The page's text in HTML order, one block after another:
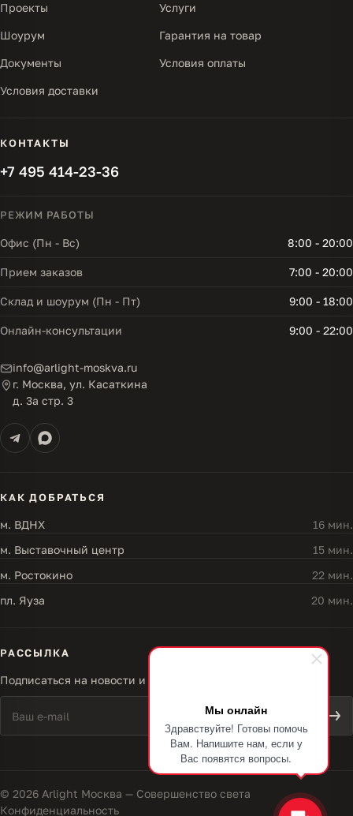
Мы онлайн
Здравствуйте! Готовы помочь
Вам. Напишите нам, если у
Вас появятся вопросы.
Проекты Услуги
Шоурум Гарантия на товар
Документы Условия оплаты
Условия доставки
КОНТАКТЫ
+7 495 414-23-36
РЕЖИМ РАБОТЫ
Офис (Пн - Вс) 8:00 - 20:00
Прием заказов 7:00 - 20:00
Склад и шоурум (Пн - Пт) 9:00 - 18:00
Онлайн-консультации 9:00 - 22:00
info@arlight-moskva.ru
г. Москва, ул. Касаткина
д. 3а стр. 3
КАК ДОБРАТЬСЯ
м. ВДНХ
16 мин.
м. Выставочный центр
15 мин.
м. Ростокино
22 мин.
пл. Яуза
20 мин.
РАССЫЛКА
Подписаться на новости и акции
© 2026 Arlight Москва — Совершенство света
Конфиденциальность